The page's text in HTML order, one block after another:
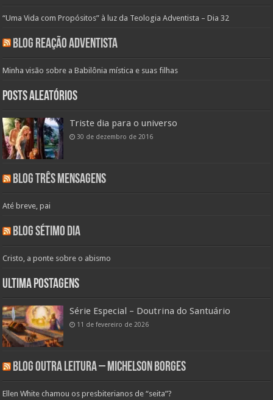
“Uma Vida com Propósitos” à luz da Teologia Adventista – Dia 32
Blog Reação Adventista
Minha visão sobre a Babilônia mística e suas filhas
Posts aleatórios
Triste dia para o universo
30 de dezembro de 2016
Blog Três Mensagens
Até breve, pai
Blog Sétimo Dia
Cristo, a ponte sobre o abismo
Ultima Postagens
Série Especial – Doutrina do Santuário
11 de fevereiro de 2026
Blog Outra Leitura – Michelson Borges
Ellen White chamou os presbiterianos de “seita”?